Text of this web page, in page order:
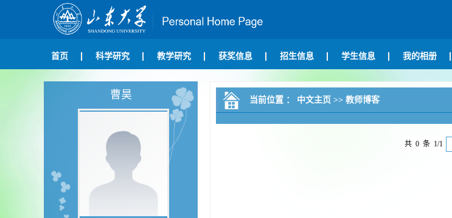
首页 科学研究 教学研究 获奖信息 招生信息 学生信息 我的相册
曹昊 当前位置 ： 中文主页 >> 教师博客
共 0 条 1/1